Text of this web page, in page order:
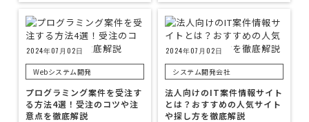
2024年07月02日
Webシステム開発
プログラミング案件を受注す
る方法4選！受注のコツや注
意点を徹底解説
2024年07月02日
システム開発会社
法人向けのIT案件情報サイト
とは？おすすめの人気サイト
や探し方を徹底解説